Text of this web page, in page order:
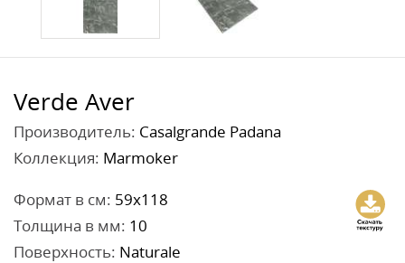
Verde Aver
Производитель: Casalgrande Padana
Коллекция: Marmoker
Формат в см: 59x118
Толщина в мм: 10
Поверхность: Naturale